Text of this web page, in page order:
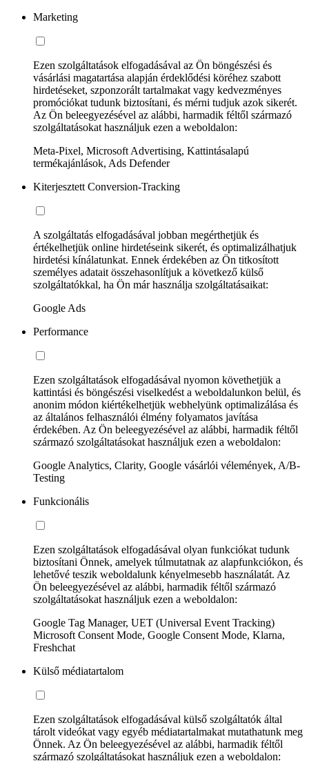
Marketing
Ezen szolgáltatások elfogadásával az Ön böngészési és
vásárlási magatartása alapján érdeklődési köréhez szabott
hirdetéseket, szponzorált tartalmakat vagy kedvezményes
promóciókat tudunk biztosítani, és mérni tudjuk azok sikerét.
Az Ön beleegyezésével az alábbi, harmadik féltől származó
szolgáltatásokat használjuk ezen a weboldalon:
Meta-Pixel, Microsoft Advertising, Kattintásalapú
termékajánlások, Ads Defender
Kiterjesztett Conversion-Tracking
A szolgáltatás elfogadásával jobban megérthetjük és
értékelhetjük online hirdetéseink sikerét, és optimalizálhatjuk
hirdetési kínálatunkat. Ennek érdekében az Ön titkosított
személyes adatait összehasonlítjuk a következő külső
szolgáltatókkal, ha Ön már használja szolgáltatásaikat:
Google Ads
Performance
Ezen szolgáltatások elfogadásával nyomon követhetjük a
kattintási és böngészési viselkedést a weboldalunkon belül, és
anonim módon kiértékelhetjük webhelyünk optimalizálása és
az általános felhasználói élmény folyamatos javítása
érdekében. Az Ön beleegyezésével az alábbi, harmadik féltől
származó szolgáltatásokat használjuk ezen a weboldalon:
Google Analytics, Clarity, Google vásárlói vélemények, A/B-
Testing
Funkcionális
Ezen szolgáltatások elfogadásával olyan funkciókat tudunk
biztosítani Önnek, amelyek túlmutatnak az alapfunkciókon, és
lehetővé teszik weboldalunk kényelmesebb használatát. Az
Ön beleegyezésével az alábbi, harmadik féltől származó
szolgáltatásokat használjuk ezen a weboldalon:
Google Tag Manager, UET (Universal Event Tracking)
Microsoft Consent Mode, Google Consent Mode, Klarna,
Freshchat
Külső médiatartalom
Ezen szolgáltatások elfogadásával külső szolgáltatók által
tárolt videókat vagy egyéb médiatartalmakat mutathatunk meg
Önnek. Az Ön beleegyezésével az alábbi, harmadik féltől
származó szolgáltatásokat használjuk ezen a weboldalon: